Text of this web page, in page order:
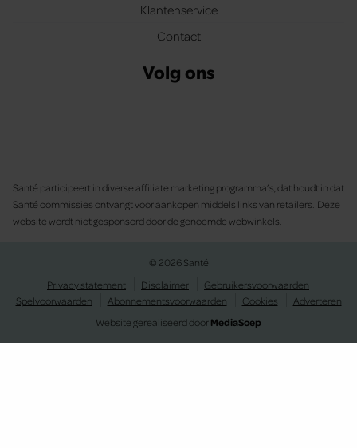
Klantenservice
Contact
Volg ons
Santé participeert in diverse affiliate marketing programma’s, dat houdt in dat
Santé commissies ontvangt voor aankopen middels links van retailers. Deze
website wordt niet gesponsord door de genoemde webwinkels.
© 2026 Santé
Privacy statement
Disclaimer
Gebruikersvoorwaarden
Spelvoorwaarden
Abonnementsvoorwaarden Cookies
Adverteren
Website gerealiseerd doorMediaSoep